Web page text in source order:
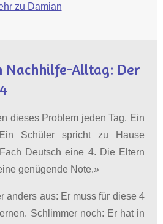
zu Damian
Nachhilfe-Alltag: Der
dieses Problem jeden Tag. Ein
Schüler spricht zu Hause
Deutsch eine 4. Die Eltern
genügende Note.»
anders aus: Er muss für diese 4
Schlimmer noch: Er hat in